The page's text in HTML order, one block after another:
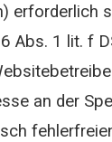
erforderlich
Abs. 1 lit. f
an der